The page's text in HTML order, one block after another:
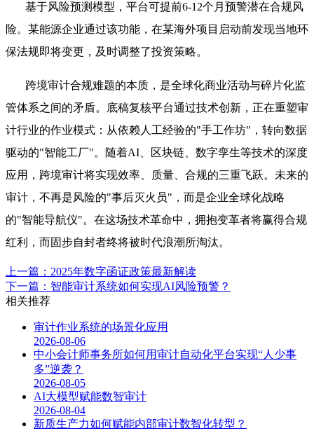
基于风险预测模型，平台可提前6-12个月预警潜在合规风
险。某能源企业通过该功能，在某海外项目启动前发现当地环
保法规即将变更，及时调整了投资策略。
跨境审计合规难题的本质，是全球化商业活动与碎片化监
管体系之间的矛盾。底稿复核平台通过技术创新，正在重塑审
计行业的作业模式：从依赖人工经验的"手工作坊"，转向数据
驱动的"智能工厂"。随着AI、区块链、数字孪生等技术的深度
应用，跨境审计将实现效率、质量、合规的三重飞跃。未来的
审计，不再是风险的"事后灭火员"，而是企业全球化战略
的"智能导航仪"。在这场技术革命中，拥抱变革者将赢得合规
红利，而固步自封者终将被时代浪潮所淘汰。
上一篇：2025年数字函证政策最新解读
下一篇：智能审计系统如何实现AI风险预警？
相关推荐
审计作业系统的场景化应用
2026-08-06
中小会计师事务所如何用审计自动化平台实现“人少事
多”逆袭？
2026-08-05
AI大模型赋能数智审计
2026-08-04
新质生产力如何赋能内部审计数智化转型？